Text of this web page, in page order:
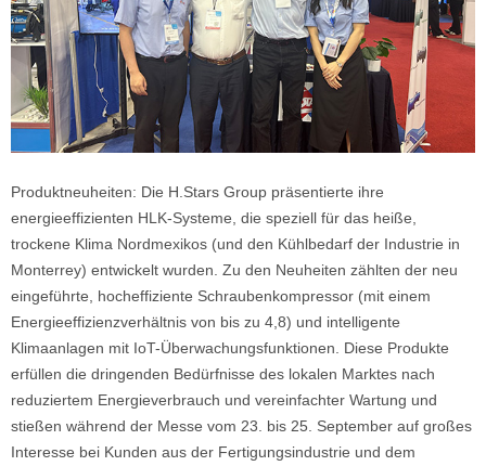
Produktneuheiten: Die H.Stars Group präsentierte ihre
energieeffizienten HLK-Systeme, die speziell für das heiße,
trockene Klima Nordmexikos (und den Kühlbedarf der Industrie in
Monterrey) entwickelt wurden. Zu den Neuheiten zählten der neu
eingeführte, hocheffiziente Schraubenkompressor (mit einem
Energieeffizienzverhältnis von bis zu 4,8) und intelligente
Klimaanlagen mit IoT-Überwachungsfunktionen. Diese Produkte
erfüllen die dringenden Bedürfnisse des lokalen Marktes nach
reduziertem Energieverbrauch und vereinfachter Wartung und
stießen während der Messe vom 23. bis 25. September auf großes
Interesse bei Kunden aus der Fertigungsindustrie und dem